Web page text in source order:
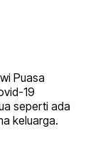
Puasa
19
seperti ada
keluarga.